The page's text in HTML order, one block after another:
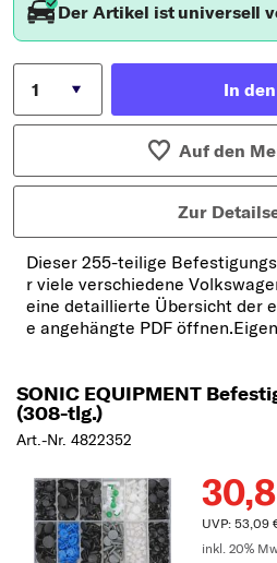
Der Artikel ist universell
In
Auf den
Zur
Dieser 255-teilige
r viele verschiedene
eine detaillierte Übersicht der
e angehängte PDF
SONIC EQUIPMENT
(308-tlg.)
Art.-Nr. 4822352
UVP: 53,09
inkl. 20%